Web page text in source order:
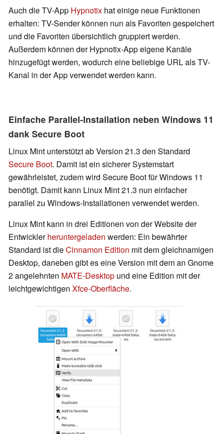
Auch die TV-App Hypnotix hat einige neue Funktionen
erhalten: TV-Sender können nun als Favoriten gespeichert
und die Favoriten übersichtlich gruppiert werden.
Außerdem können der Hypnotix-App eigene Kanäle
hinzugefügt werden, wodurch eine beliebige URL als TV-
Kanal in der App verwendet werden kann.
Einfache Parallel-Installation neben Windows 11
dank Secure Boot
Linux Mint unterstützt ab Version 21.3 den Standard
Secure Boot. Damit ist ein sicherer Systemstart
gewährleistet, zudem wird Secure Boot für Windows 11
benötigt. Damit kann Linux Mint 21.3 nun einfacher
parallel zu Windows-Installationen verwendet werden.
Linux Mint kann in drei Editionen von der Website der
Entwicklerheruntergeladen werden: Ein bewährter
Standard ist dieCinnamon Edition mit dem gleichnamigen
Desktop, daneben gibt es eine Version mit dem an Gnome
2 angelehnten MATE-Desktop und eine Edition mit der
leichtgewichtigen Xfce-Oberfläche.